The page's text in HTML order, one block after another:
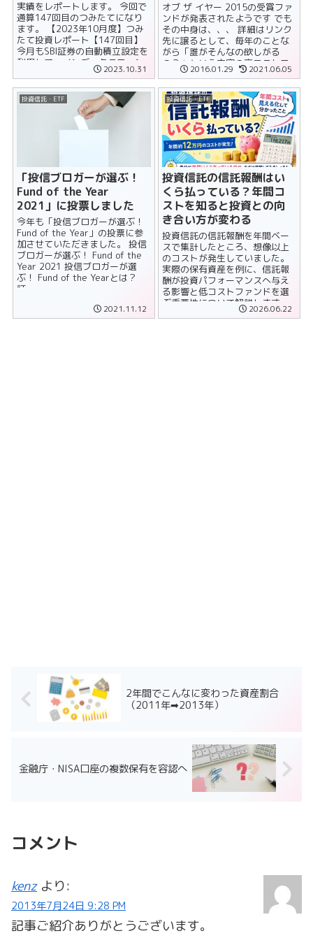
実績をレポートします。 今回で
通算147回目のつみたてになり
ます。 【2023年10月度】つみ
たて投資レポート【147回目】
今月もSBI証券の自動積立設定を
利用して、インデックスファン
2023.10.31
オブ ザ イヤー 2015の受賞ファ
ンドが発表されたようです でも
その中身は、、、 詳細はリンク
先に譲るとして、毎年のことな
がら「誰がそんなの欲しがる
の？」という内容の高コストフ
ァン......2016.01.29 2021.06.05
投資信託・ETF
「投信ブロガーが選ぶ！
Fund of the Year
2021」に投票しました
今年も「投信ブロガーが選ぶ！
Fund of the Year」の投票に参
加させていただきました。 投信
ブロガーが選ぶ！ Fund of the
Year 2021 投信ブロガーが選
ぶ！ Fund of the Yearとは？
証......
2021.11.12
投資信託・ETF
投資信託の信託報酬はい
くら払っている？年間コ
ストを知ると投資との向
き合い方が変わる
投資信託の信託報酬を年間ベー
スで集計したところ、想像以上
のコストが発生していました。
実際の保有資産を例に、信託報
酬が投資パフォーマンスへ与え
る影響と低コストファンドを選
ぶ重要性について解説します。
2026.06.22
2年間でこんなに変わった資産割合
（2011年➡2013年）
金融庁・NISA口座の複数保有を容認へ
コメント
kenz より:
2013年7月24日 9:28 PM
記事ご紹介ありがとうございます。